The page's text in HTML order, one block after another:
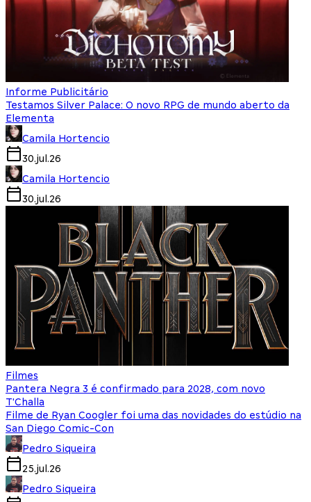
Informe Publicitário
Testamos Silver Palace: O novo RPG de mundo aberto da
Elementa
Camila Hortencio
30.jul.26
Camila Hortencio
30.jul.26
Filmes
Pantera Negra 3 é confirmado para 2028, com novo
T'Challa
Filme de Ryan Coogler foi uma das novidades do estúdio na
San Diego Comic-Con
Pedro Siqueira
25.jul.26
Pedro Siqueira